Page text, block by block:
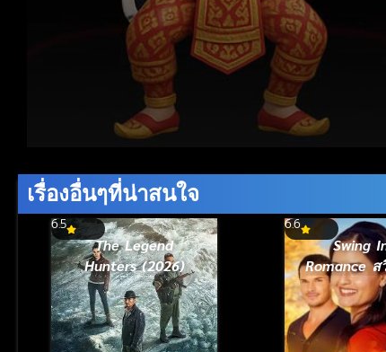
เรื่องอื่นๆที่น่าสนใจ
6.5
The Legend
Hunters (2026)
6.6
Swing
Romance
โรแมนซ์